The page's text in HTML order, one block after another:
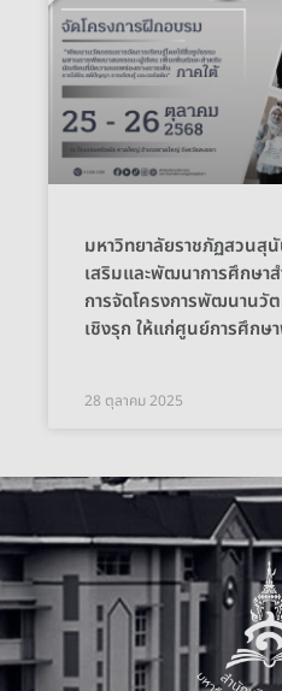
มหาวิทยาลัยราชภัฏสวนสุ
เสริมและพัฒนาการศึกษา
การจัดโครงการพัฒนานวั
เชิงรุก ให้แก่ศูนย์การศึกษ
28 ตุลาคม 2025